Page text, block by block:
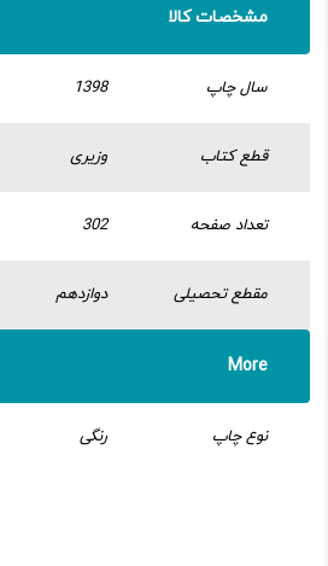
مشخصات کالا
سال چاپ 1398
قطع کتاب وزیری
تعداد صفحه 302
مقطع تحصیلی دوازدهم
More
نوع چاپ رنگی